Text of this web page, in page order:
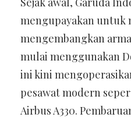
mengupayakan untuk
mengembangkan
mulai menggunakan
ini kini
pesawat modern
Airbus A330.